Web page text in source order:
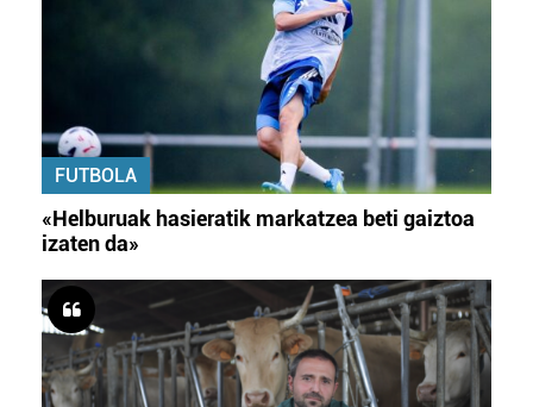
FUTBOLA
«Helburuak hasieratik markatzea beti gaiztoa
izaten da»